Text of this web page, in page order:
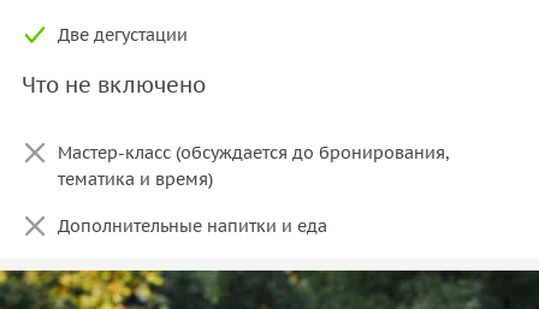
Две дегустации
Что не включено
Мастер-класс (обсуждается до бронирования,
тематика и время)
Дополнительные напитки и еда